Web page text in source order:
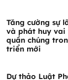
Tăng cường sự
và phát huy vai
quần chúng
triển mới
Dự thảo Luật